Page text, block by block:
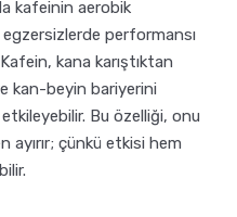
kafeinin aerobik
egzersizlerde performansı
kana karıştıktan
kan-beyin bariyerini
Bu özelliği, onu
çünkü etkisi hem